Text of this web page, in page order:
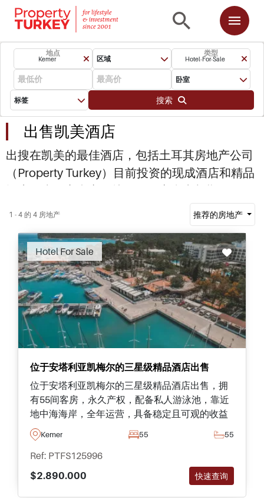
地点
Kemer 区域
类型
Hotel-For-Sale
卧室
标签 搜索
出售凯美酒店
出搜在凯美的最佳酒店，包括土耳其房地产公司
（Property Turkey）目前投资的现成酒店和精品
设施优越的酒店业务。如果您在寻找投资各类酒
1 - 4 的 4 房地产 推荐的房地产
Hotel For Sale
位于安塔利亚凯梅尔的三星级精品酒店出售
位于安塔利亚凯梅尔的三星级精品酒店出售，拥
有55间客房，永久产权，配备私人游泳池，靠近
地中海海岸，全年运营，具备稳定且可观的收益
潜力。
Kemer 55 55
Ref: PTFS125996
$2.890.000
快速查询